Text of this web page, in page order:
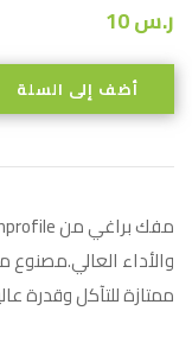
ر.س10
أضف إلى السلة
والأداء
ممتازة للتآكل وقدرة